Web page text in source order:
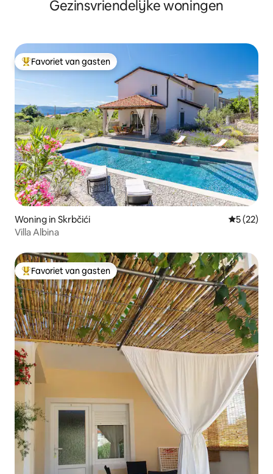
Gezinsvriendelijke woningen
Topfavoriet van gasten
Favoriet van gasten
Woning in Skrbčići
5 (22)
Villa Albina
Topfavoriet van gasten
Favoriet van gasten